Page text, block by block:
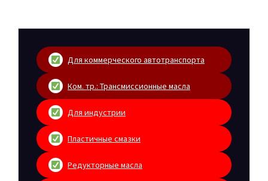
Для коммерческого автотранспорта
Ком. тр.: Трансмиссионные масла
Для индустрии
Пластичные смазки
Редукторные масла